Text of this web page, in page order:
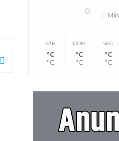
° Mín.
SÁB
°C
°C
DOM
°C
°C
SEG
°C
°C